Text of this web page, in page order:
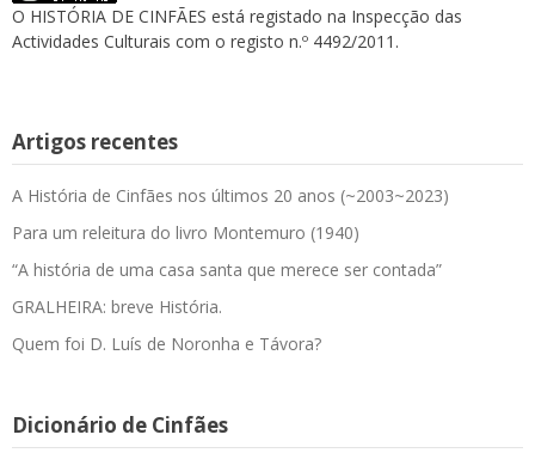
O HISTÓRIA DE CINFÃES está registado na Inspecção das
Actividades Culturais com o registo n.º 4492/2011.
Artigos recentes
A História de Cinfães nos últimos 20 anos (~2003~2023)
Para um releitura do livro Montemuro (1940)
“A história de uma casa santa que merece ser contada”
GRALHEIRA: breve História.
Quem foi D. Luís de Noronha e Távora?
Dicionário de Cinfães